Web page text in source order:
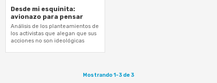
Desde mi esquinita:
avionazo para pensar
Análisis de los planteamientos de
los activistas que alegan que sus
acciones no son ideológicas
Mostrando 1-3 de 3